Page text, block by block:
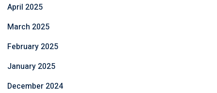
April 2025
March 2025
February 2025
January 2025
December 2024